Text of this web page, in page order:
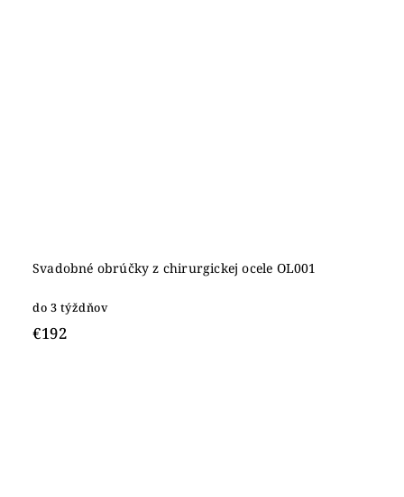
Svadobné obrúčky z chirurgickej ocele OL001
do 3 týždňov
€192